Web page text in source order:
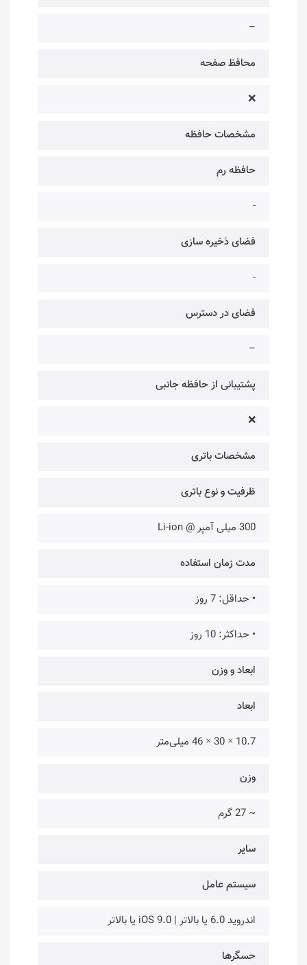
–
محافظ صفحه
❌
مشخصات حافظه
حافظه رم
-
فضای ذخیره سازی
-
فضای در دسترس
–
پشتیبانی از حافظه جانبی
❌
مشخصات باتری
ظرفیت و نوع باتری
300 میلی آمپر @ Li-ion
مدت زمان استفاده
• حداقل: 7 روز
• حداکثر: 10 روز
ابعاد و وزن
ابعاد
10.7 × 30 × 46 میلی‌متر
وزن
~ 27 گرم
سایر
سیستم عامل
اندروید 6.0 یا بالاتر | iOS 9.0 یا بالاتر
حسگرها